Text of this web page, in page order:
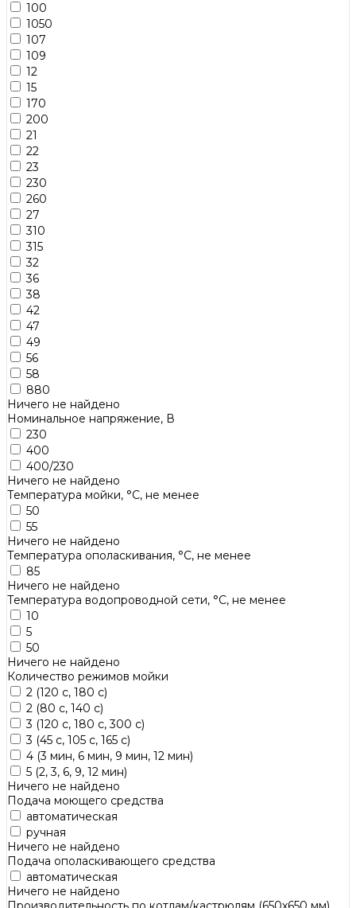
100
1050
107
109
12
15
170
200
21
22
23
230
260
27
310
315
32
36
38
42
47
49
56
58
880
Ничего не найдено
Номинальное напряжение, В
230
400
400/230
Ничего не найдено
Температура мойки, °С, не менее
50
55
Ничего не найдено
Температура ополаскивания, °С, не менее
85
Ничего не найдено
Температура водопроводной сети, °С, не менее
10
5
50
Ничего не найдено
Количество режимов мойки
2 (120 с, 180 с)
2 (80 с, 140 с)
3 (120 с, 180 с, 300 с)
3 (45 с, 105 с, 165 с)
4 (3 мин, 6 мин, 9 мин, 12 мин)
5 (2, 3, 6, 9, 12 мин)
Ничего не найдено
Подача моющего средства
автоматическая
ручная
Ничего не найдено
Подача ополаскивающего средства
автоматическая
Ничего не найдено